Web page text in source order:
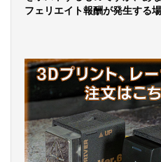
フェリエイト報酬が発生する